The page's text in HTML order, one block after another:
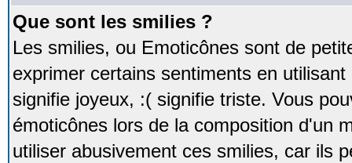
Que sont les smilies ?
Les smilies, ou Emoticônes sont de
exprimer certains sentiments en
signifie joyeux, :( signifie triste. Vous
émoticônes lors de la composition d'un
utiliser abusivement ces smilies, car ils